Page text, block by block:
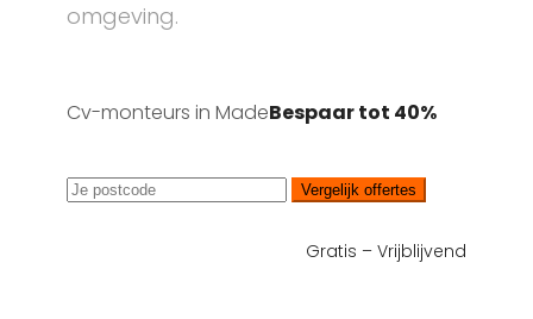
omgeving.
Cv-monteurs in MadeBespaar tot 40%
Vergelijk offertes
Gratis – Vrijblijvend